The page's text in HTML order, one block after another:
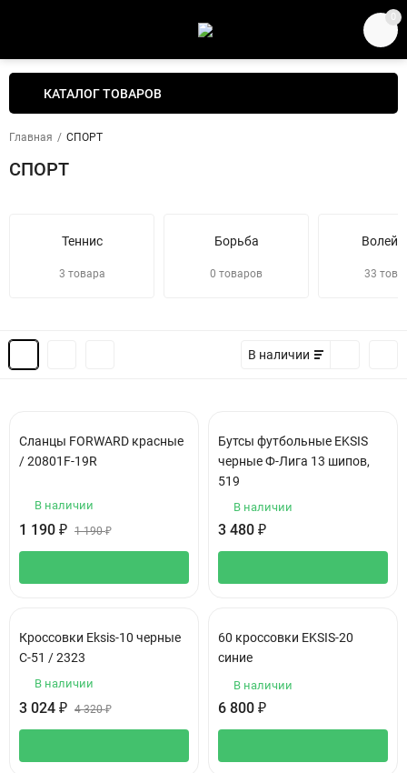
0
КАТАЛОГ ТОВАРОВ
Главная / СПОРТ
СПОРТ
Теннис
3 товара
Борьба
0 товаров 33
В наличии
Сланцы FORWARD красные
/ 20801F-19R
В наличии
1 190 ₽ 1 190₽
Бутсы футбольные EKSIS
черные Ф-Лига 13 шипов,
519
В наличии
3 480 ₽
Кроссовки Eksis-10 черные
С-51 / 2323
В наличии
3 024 ₽ 4 320₽
60 кроссовки EKSIS-20
синие
В наличии
6 800 ₽